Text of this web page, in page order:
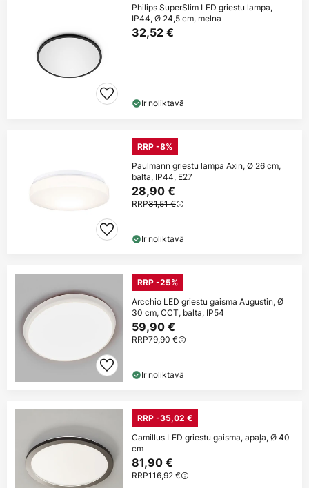
Philips SuperSlim LED griestu lampa,
IP44, Ø 24,5 cm, melna
32,52 €
Ir noliktavā
RRP -8%
Paulmann griestu lampa Axin, Ø 26 cm,
balta, IP44, E27
28,90 €
RRP31,51 €
Ir noliktavā
RRP -25%
Arcchio LED griestu gaisma Augustin, Ø
30 cm, CCT, balta, IP54
59,90 €
RRP79,90 €
Ir noliktavā
RRP -35,02 €
Camillus LED griestu gaisma, apaļa, Ø 40
cm
81,90 €
RRP116,92 €